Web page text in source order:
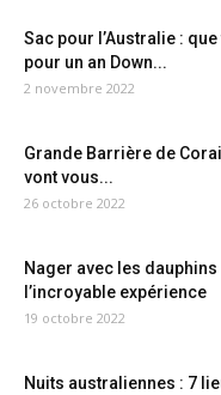
Sac pour l’Australie :
pour un an Down...
2 novembre 2022
Grande Barrière de
vont vous...
26 octobre 2022
Nager avec les dauphins
l’incroyable expérience
19 octobre 2022
Nuits australiennes : 7